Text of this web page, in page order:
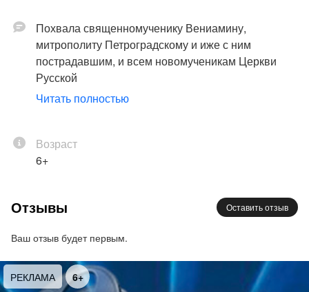
Похвала священномученику Вениамину,
митрополиту Петроградскому и иже с ним
пострадавшим, и всем новомученикам Церкви
Русской
Новгородской области
Большой сводный хор Санкт-Петербурга
Малевич
Солисты и чтец будут объявлены
дополнительно
Читать полностью
Возраст
6+
Отзывы Оставить отзыв
Ваш отзыв будет первым.
РЕКЛАМА 6+